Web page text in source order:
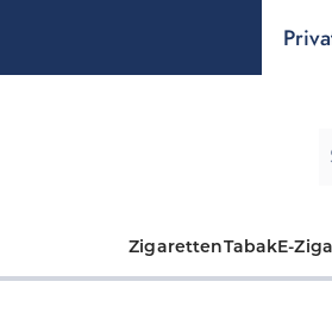
ZigarettenTabakE-